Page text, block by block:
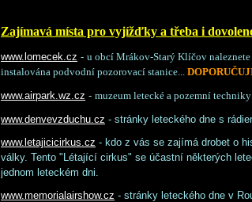
Zajímavá místa pro vyjížďky a třeba i
www.lomecek.cz - u obcí Mrákov-Starý Klíčov
instalována podvodní pozorovací stanice...
www.airpark.wz.cz - muzeum letecké a pozemní
www.denvevzduchu.cz - stránky leteckého dne s
www.letajicicirkus.cz - kdo z vás se zajímá drobet o
války. Tento "Létající cirkus" se účastní některých
jednom leteckém dni.
www.memorialairshow.cz - stránky leteckého dne v